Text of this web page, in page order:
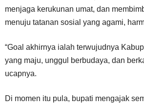
menjaga kerukunan umat, dan
menuju tatanan sosial yang agami,
“Goal akhirnya ialah terwujudnya
yang maju, unggul berbudaya, dan
ucapnya.
Di momen itu pula, bupati mengajak